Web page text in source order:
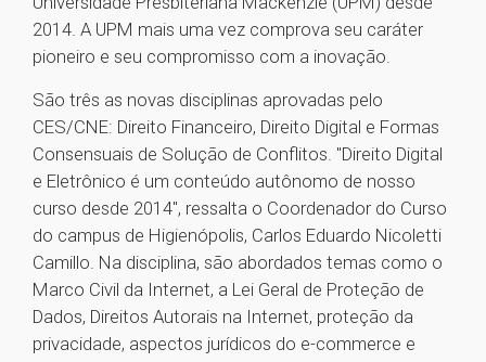
2014. A UPM mais uma vez comprova seu caráter
pioneiro e seu compromisso com a inovação.
São três as novas disciplinas aprovadas pelo
CES/CNE: Direito Financeiro, Direito Digital e Formas
Consensuais de Solução de Conflitos. "Direito Digital
e Eletrônico é um conteúdo autônomo de nosso
curso desde 2014", ressalta o Coordenador do Curso
do campus de Higienópolis, Carlos Eduardo Nicoletti
Camillo. Na disciplina, são abordados temas como o
Marco Civil da Internet, a Lei Geral de Proteção de
Dados, Direitos Autorais na Internet, proteção da
privacidade, aspectos jurídicos do e-commerce e